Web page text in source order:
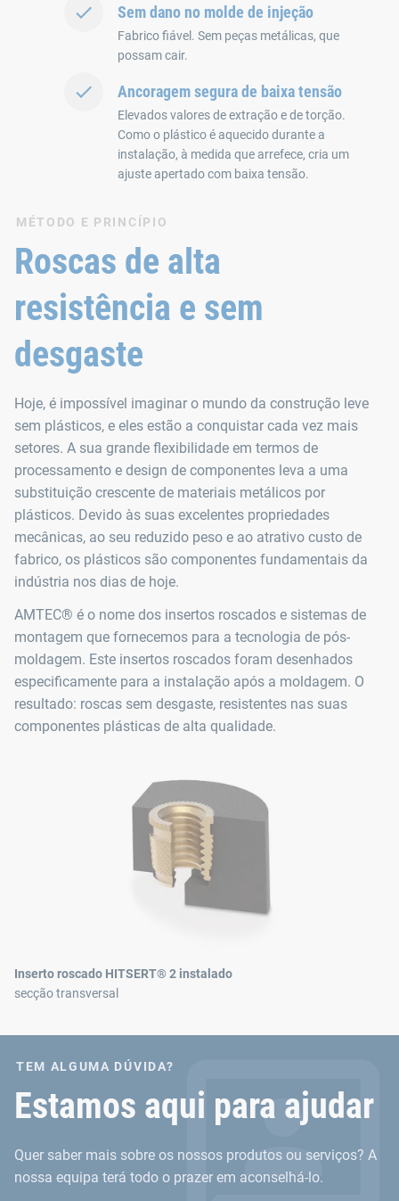
Sem dano no molde de injeção
Fabrico fiável. Sem peças metálicas, que
possam cair.
Ancoragem segura de baixa tensão
Elevados valores de extração e de torção.
Como o plástico é aquecido durante a
instalação, à medida que arrefece, cria um
ajuste apertado com baixa tensão.
MÉTODO E PRINCÍPIO
Roscas de alta
resistência e sem
desgaste
Hoje, é impossível imaginar o mundo da construção leve
sem plásticos, e eles estão a conquistar cada vez mais
setores. A sua grande flexibilidade em termos de
processamento e design de componentes leva a uma
substituição crescente de materiais metálicos por
plásticos. Devido às suas excelentes propriedades
mecânicas, ao seu reduzido peso e ao atrativo custo de
fabrico, os plásticos são componentes fundamentais da
indústria nos dias de hoje.
AMTEC® é o nome dos insertos roscados e sistemas de
montagem que fornecemos para a tecnologia de pós-
moldagem. Este insertos roscados foram desenhados
especificamente para a instalação após a moldagem. O
resultado: roscas sem desgaste, resistentes nas suas
componentes plásticas de alta qualidade.
Inserto roscado HITSERT® 2 instalado
secção transversal
TEM ALGUMA DÚVIDA?
Estamos aqui para ajudar
Quer saber mais sobre os nossos produtos ou serviços? A
nossa equipa terá todo o prazer em aconselhá-lo.